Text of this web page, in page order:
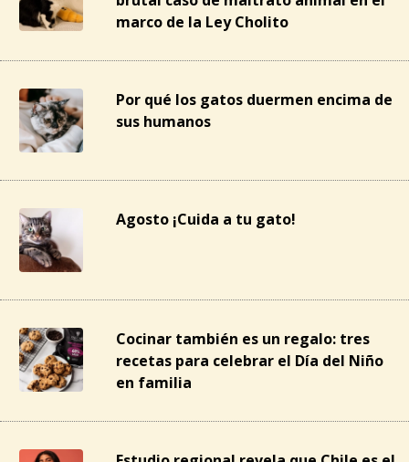
marco de la Ley Cholito
Por qué los gatos duermen encima de
sus humanos
Agosto ¡Cuida a tu gato!
Cocinar también es un regalo: tres
recetas para celebrar el Día del Niño
en familia